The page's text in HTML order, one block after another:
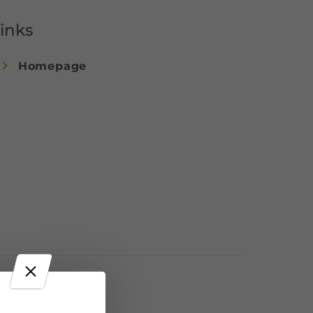
Homepage